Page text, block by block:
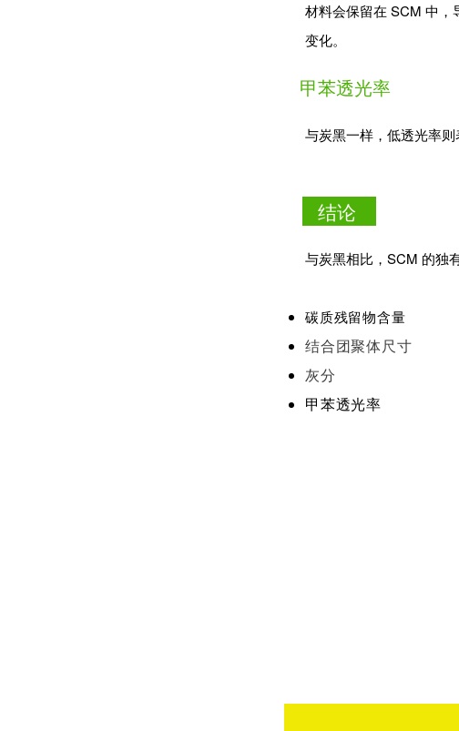
材料会保留在 SCM 中
变化。
甲苯透光率
与炭黑一样，低透光率
结论
与炭黑相比，SCM 的独
碳质残留物含量
结合团聚体尺寸
灰分
甲苯透光率